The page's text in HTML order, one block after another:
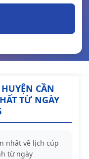
CẦN
TỪ NGÀY
nhất về lịch cúp
từ ngày